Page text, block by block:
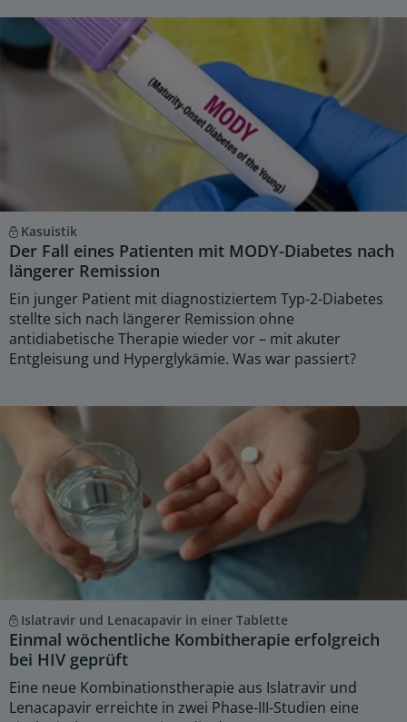
Kasuistik
Der Fall eines Patienten mit MODY-Diabetes nach
längerer Remission
Ein junger Patient mit diagnostiziertem Typ-2-Diabetes
stellte sich nach längerer Remission ohne
antidiabetische Therapie wieder vor – mit akuter
Entgleisung und Hyperglykämie. Was war passiert?
Islatravir und Lenacapavir in einer Tablette
Einmal wöchentliche Kombitherapie erfolgreich
bei HIV geprüft
Eine neue Kombinationstherapie aus Islatravir und
Lenacapavir erreichte in zwei Phase-III-Studien eine